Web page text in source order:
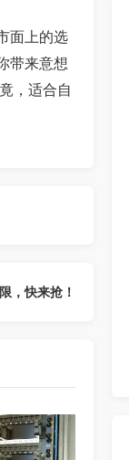
面上的选
带来意想
，适合自
，快来抢！